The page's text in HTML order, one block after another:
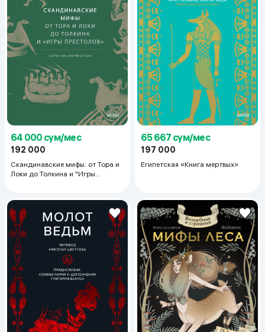
64 000 сум/мес
192 000
Скандинавские мифы: от Тора и
Локи до Толкина и "Игры
65 667 сум/мес
197 000
Египетская «Книга мертвых»